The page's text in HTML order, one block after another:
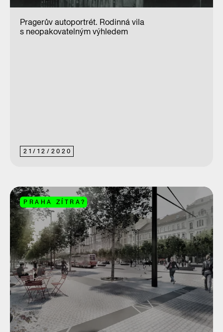
21/ 12/ 2020
Pragerův autoportrét. Rodinná vila
s neopakovatelným výhledem
PRAHA ZÍTRA?